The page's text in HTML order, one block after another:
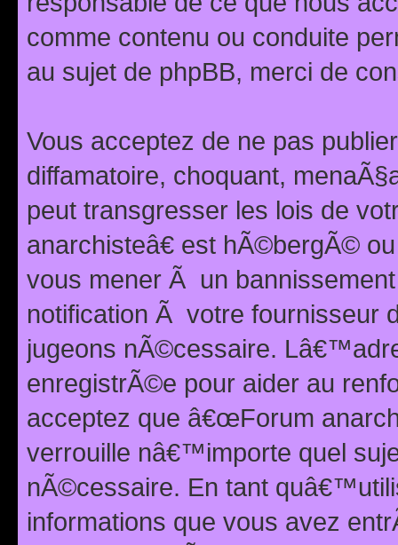
comme contenu ou conduite
au sujet de phpBB, merci de
Vous acceptez de ne pas
diffamatoire, choquant,
peut transgresser les lois de
anarchisteâ€ est hÃ©bergÃ©
vous mener Ã un
notification Ã votre fournisseur
jugeons nÃ©cessaire.
enregistrÃ©e pour aider au
acceptez que â€œForum
verrouille nâ€™importe quel
nÃ©cessaire. En tant
informations que vous avez